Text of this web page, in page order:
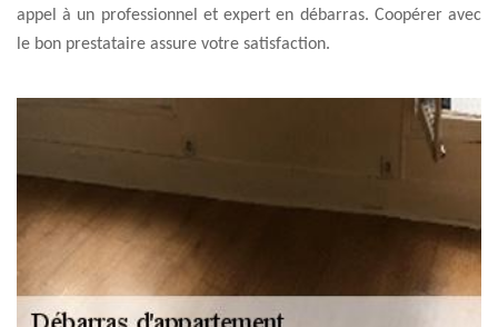
appel à un professionnel et expert en débarras. Coopérer avec
le bon prestataire assure votre satisfaction.